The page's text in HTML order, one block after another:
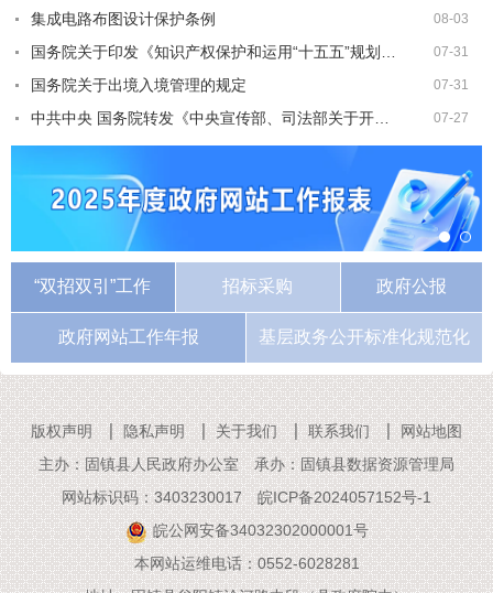
集成电路布图设计保护条例 08-03
国务院关于印发《知识产权保护和运用“十五五”规划》的通知 07-31
国务院关于出境入境管理的规定 07-31
中共中央 国务院转发《中央宣传部、司法部关于开展法治宣传教育的第九个五年规划（2026－2030年）》 07-27
2025年度政府网站工作报表
“双招双引”工作 招标采购 政府公报
政府网站工作年报 基层政务公开标准化规范化
版权声明 隐私声明 关于我们 联系我们
网站地图
主办：固镇县人民政府办公室
承办：固镇县数据资源管理局
网站标识码：3403230017
皖ICP备2024057152号-1
皖公网安备34032302000001号
本网站运维电话：0552-6028281